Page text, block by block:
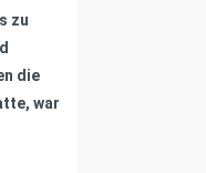
zu
die
war